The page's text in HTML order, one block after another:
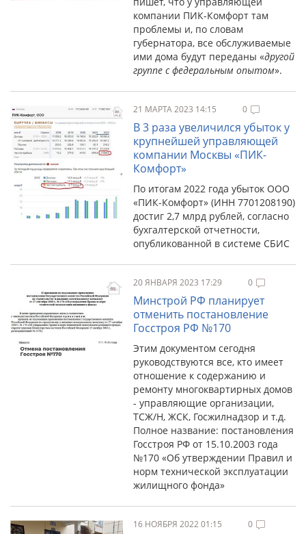
компании ПИК-Комфорт там
проблемы и, по словам
губернатора, все обслуживаемые
ими дома будут переданы «другой
группе с федеральным опытом».
21 МАРТА 2023 14:15 0
В 3 раза увеличился убыток у
крупнейшей управляющей
компании Москвы «ПИК-
Комфорт»
По итогам 2022 года убыток ООО
«ПИК-Комфорт» (ИНН 7701208190)
достиг 2,7 млрд рублей, согласно
бухгалтерской отчетности,
опубликованной в системе СБИС
20 ЯНВАРЯ 2023 17:29 0
Минстрой РФ планирует
отменить постановление
Госстроя РФ №170
Этим документом сегодня
руководствуются все, кто имеет
отношение к содержанию и
ремонту многоквартирных домов
- управляющие организации,
ТСЖ/Н, ЖСК, Госжилнадзор и т.д.
Полное название: постановления
Госстроя РФ от 15.10.2003 года
№170 «Об утверждении Правил и
норм технической эксплуатации
жилищного фонда»
16 НОЯБРЯ 2022 01:15 0